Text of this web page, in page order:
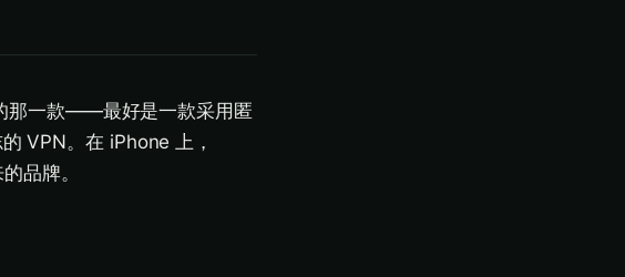
那一款——最好是一款采用匿
VPN。在 iPhone 上，
品牌。